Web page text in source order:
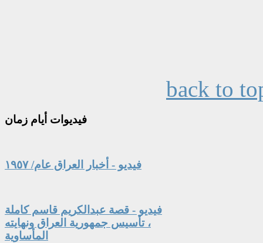
back to
فيديوات أيام زمان
فيديو - أخبار العراق عام/ ١٩٥٧
فيديو - قصة عبدالكريم قاسم كاملة
، تأسيس جمهورية العراق ونهايته
المأساوية